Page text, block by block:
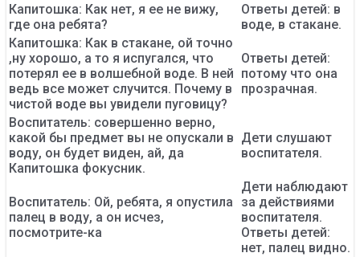
Капитошка: Как нет, я ее не вижу,
где она ребята?
Ответы детей: в
воде, в стакане.
Капитошка: Как в стакане, ой точно
,ну хорошо, а то я испугался, что
потерял ее в волшебной воде. В ней
ведь все может случится. Почему в
чистой воде вы увидели пуговицу?
Ответы детей:
потому что она
прозрачная.
Воспитатель: совершенно верно,
какой бы предмет вы не опускали в
воду, он будет виден, ай, да
Капитошка фокусник.
Дети слушают
воспитателя.
Воспитатель: Ой, ребята, я опустила
палец в воду, а он исчез,
посмотрите-ка
Дети наблюдают
за действиями
воспитателя.
Ответы детей:
нет, палец видно.